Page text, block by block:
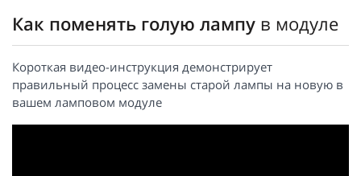
Как поменять голую лампу в модуле
Короткая видео-инструкция демонстрирует
правильный процесс замены старой лампы на новую в
вашем ламповом модуле